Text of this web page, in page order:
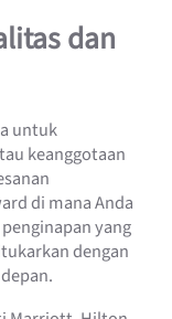
dan
untuk
keanggotaan
di mana Anda
yang
dengan